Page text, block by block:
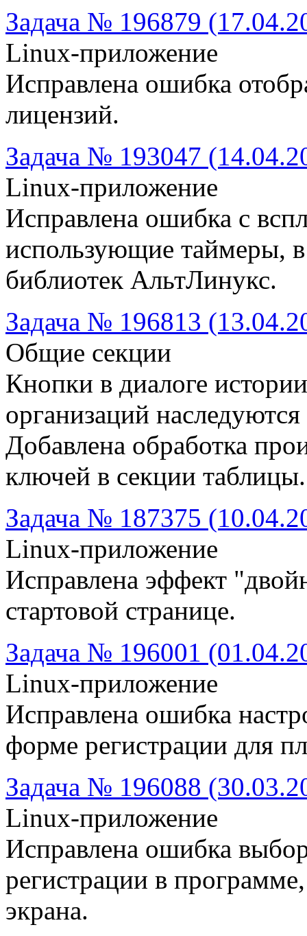
Задача № 196879
Linux-приложение
Исправлена ошибка
лицензий.
Задача № 193047
Linux-приложение
Исправлена ошибка с
использующие таймеры,
библиотек АльтЛинукс.
Задача № 196813
Общие секции
Кнопки в диалоге
организаций
Добавлена обработка
ключей в секции таблицы.
Задача № 187375
Linux-приложение
Исправлена эффект
стартовой странице.
Задача № 196001
Linux-приложение
Исправлена ошибка
форме регистрации для
Задача № 196088
Linux-приложение
Исправлена ошибка
регистрации в
экрана.